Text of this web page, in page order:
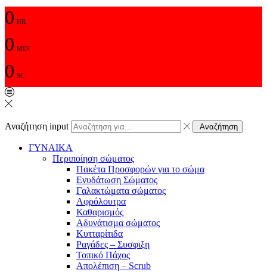
0 HR
0 MIN
0 SC
Αναζήτηση input Αναζήτηση
ΓΥΝΑΙΚΑ
Περιποίηση σώματος
Πακέτα Προσφορών για το σώμα
Ενυδάτωση Σώματος
Γαλακτώματα σώματος
Αφρόλουτρα
Καθαρισμός
Αδυνάτισμα σώματος
Κυτταρίτιδα
Ραγάδες – Συσφιξη
Τοπικό Πάχος
Απολέπιση – Scrub